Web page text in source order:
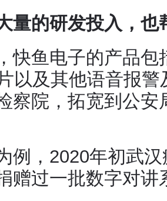
量的研发投入，也
快鱼电子的产品
以及其他语音报
察院，拓宽到公
例，2020年初武
赠过一批数字对